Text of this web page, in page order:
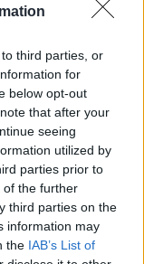
third parties, or
for
below opt-out
that after your
seeing
utilized by
parties prior to
of the further
third parties on the
information may
the IAB’s List of
μια
τα
σε τρεις από
Ιράν, το
του
μήνες.